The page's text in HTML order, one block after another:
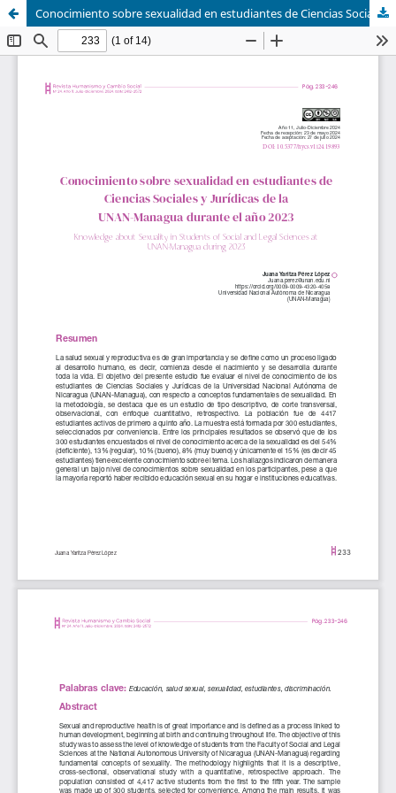
Conocimiento sobre sexualidad en estudiantes de Ciencias Sociales y Jurídicas de la UNAN-Managua durante el año 2023